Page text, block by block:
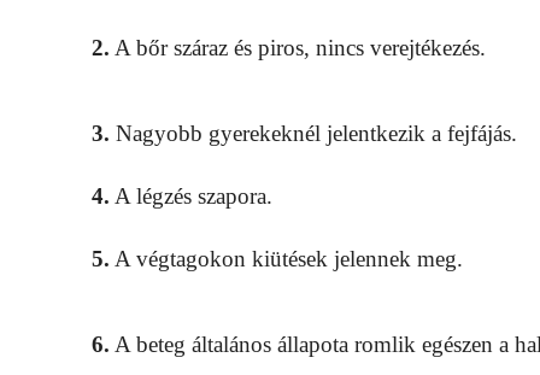
2. A bőr száraz és piros, nincs verejtékezés.
3. Nagyobb gyerekeknél jelentkezik a fejfájás.
4. A légzés szapora.
5. A végtagokon kiütések jelennek meg.
6. A beteg általános állapota romlik egészen a